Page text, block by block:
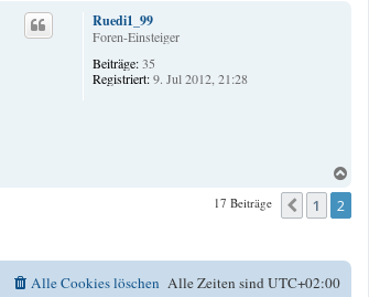
Ruedi1_99
Foren-Einsteiger
Beiträge:35
Registriert:9. Jul 2012, 21:28
a
17 Beiträge 1 2
Alle Zeiten sindUTC+02:00
Alle Cookies löschen